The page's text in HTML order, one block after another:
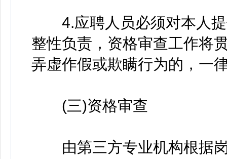
4.应聘人员必须对本人提
整性负责，资格审查工作将
弄虚作假或欺瞒行为的，一
(三)资格审查
由第三方专业机构根据岗